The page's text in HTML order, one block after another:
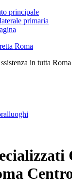
principale
primaria
Roma
in tutta